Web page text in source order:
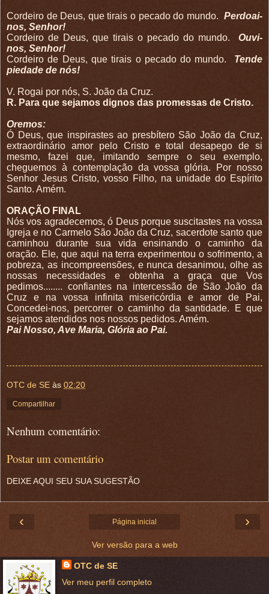
Cordeiro de Deus, que tirais o pecado do mundo. Perdoai-
nos, Senhor!
Cordeiro de Deus, que tirais o pecado do mundo. Ouvi-
nos, Senhor!
Cordeiro de Deus, que tirais o pecado do mundo. Tende
piedade de nós!
V. Rogai por nós, S. João da Cruz.
R. Para que sejamos dignos das promessas de Cristo.
Oremos:
Ó Deus, que inspirastes ao presbítero São João da Cruz,
extraordinário amor pelo Cristo e total desapego de si
mesmo, fazei que, imitando sempre o seu exemplo,
cheguemos à contemplação da vossa glória. Por nosso
Senhor Jesus Cristo, vosso Filho, na unidade do Espírito
Santo. Amém.
ORAÇÃO FINAL
Nós vos agradecemos, ó Deus porque suscitastes na vossa
Igreja e no Carmelo São João da Cruz, sacerdote santo que
caminhou durante sua vida ensinando o caminho da
oração. Ele, que aqui na terra experimentou o sofrimento, a
pobreza, as incompreensões, e nunca desanimou, olhe as
nossas necessidades e obtenha a graça que Vos
pedimos........ confiantes na intercessão de São João da
Cruz e na vossa infinita misericórdia e amor de Pai,
Concedei-nos, percorrer o caminho da santidade. E que
sejamos atendidos nos nossos pedidos. Amém.
Pai Nosso, Ave Maria, Glória ao Pai.
OTC de SE às 02:20
Compartilhar
Nenhum comentário:
Postar um comentário
DEIXE AQUI SEU SUA SUGESTÃO
‹ ›
Página inicial
Ver versão para a web
OTC de SE
Ver meu perfil completo